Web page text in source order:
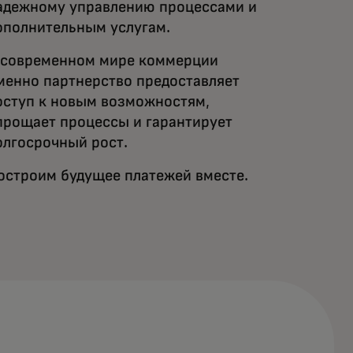
управлению процессами и
услугам.
мире коммерции
партнерство предоставляет
к новым возможностям,
процессы и гарантирует
рост.
будущее платежей вместе.